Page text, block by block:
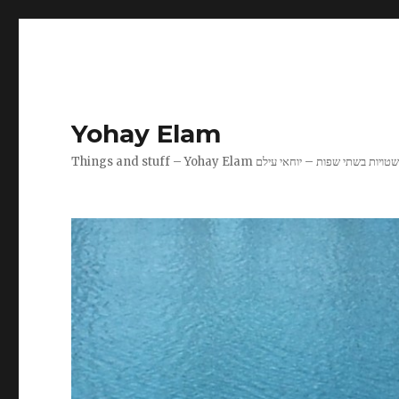
Yohay Elam
Things and stuff – Yohay Elam שטויות בשתי שפות – יוחאי עילם